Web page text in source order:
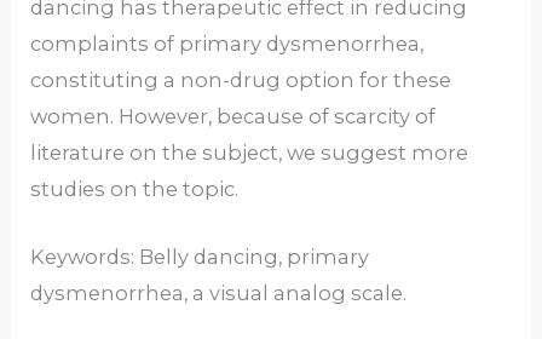
dancing has therapeutic effect in reducing
complaints of primary dysmenorrhea,
constituting a non-drug option for these
women. However, because of scarcity of
literature on the subject, we suggest more
studies on the topic.
Keywords: Belly dancing, primary
dysmenorrhea, a visual analog scale.